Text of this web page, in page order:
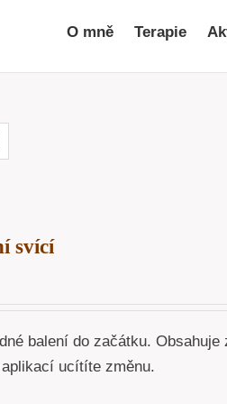
O mně Terapie
svící
balení do začátku.
aplikací ucítíte změnu.